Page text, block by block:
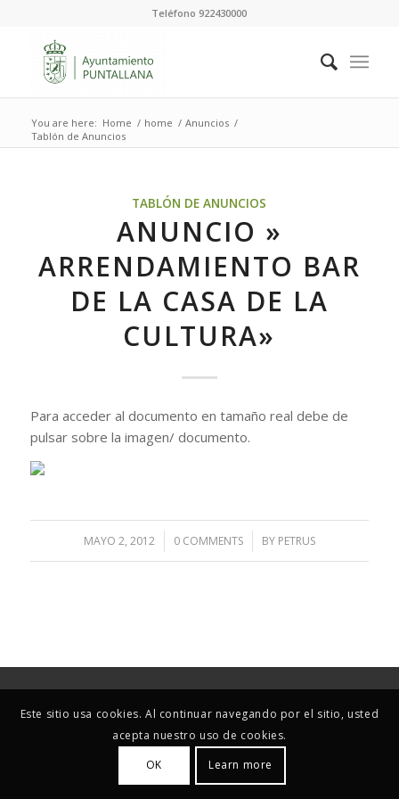
Teléfono 922430000
You are here: Home / home / Anuncios /
Tablón de Anuncios
TABLÓN DE ANUNCIOS
ANUNCIO »
ARRENDAMIENTO BAR
DE LA CASA DE LA
CULTURA»
Para acceder al documento en tamaño real debe de
pulsar sobre la imagen/ documento.
MAYO 2, 2012
/ 0 COMMENTS
/ BY PETRUS
Este sitio usa cookies. Al continuar navegando por el sitio, usted
acepta nuestro uso de cookies.
OK
Learn more